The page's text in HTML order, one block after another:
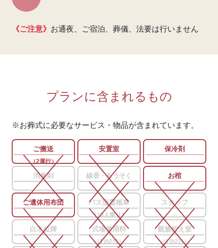
《ご注意》 お通夜、ご宿泊、葬儀、法要は行いません
プランに含まれるもの
※お葬式に必要なサービス・物品が含まれています。
ご搬送
（2運行）
安置室 保冷剤
消臭剤 線香・ろうそく お棺
ご遺体用布団 バス型霊柩車
（15人乗り）
スタッフ
白木位牌 式場使用料
（1泊2日）
親族控え室
（1泊2日）